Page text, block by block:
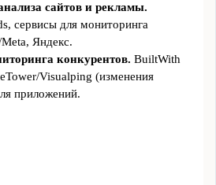
сайтов и рекламы.
сервисы для мониторинга
Яндекс.
конкурентов. BuiltWith
Visualping (изменения
приложений.